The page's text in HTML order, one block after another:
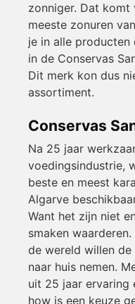
zonniger. Dat
meeste zonuren
je in alle producten
in de Conservas
Dit merk kon dus
assortiment.
Conservas
Na 25 jaar
voedingsindustrie,
beste en meest
Algarve
Want het zijn niet
smaken
de wereld willen de
naar huis nemen.
uit 25 jaar ervaring
how is een keuze